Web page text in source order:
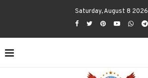
Saturday, August 8 2026